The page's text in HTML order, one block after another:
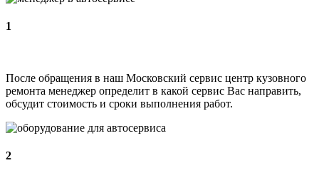
1
После обращения в наш Московский сервис центр кузовного
ремонта менеджер определит в какой сервис Вас направить,
обсудит стоимость и сроки выполнения работ.
2